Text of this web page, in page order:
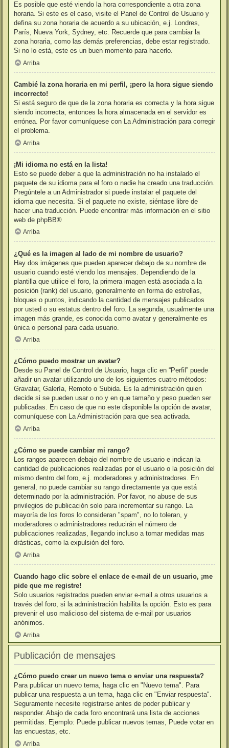
Es posible que esté viendo la hora correspondiente a otra zona
horaria. Si este es el caso, visite el Panel de Control de Usuario y
defina su zona horaria de acuerdo a su ubicación, e.j. Londres,
París, Nueva York, Sydney, etc. Recuerde que para cambiar la
zona horaria, como las demás preferencias, debe estar registrado.
Si no lo está, este es un buen momento para hacerlo.
Arriba
Cambié la zona horaria en mi perfil, ¡pero la hora sigue siendo
incorrecto!
Si está seguro de que de la zona horaria es correcta y la hora sigue
siendo incorrecta, entonces la hora almacenada en el servidor es
errónea. Por favor comuníquese con La Administración para corregir
el problema.
Arriba
¡Mi idioma no está en la lista!
Esto se puede deber a que la administración no ha instalado el
paquete de su idioma para el foro o nadie ha creado una traducción.
Pregúntele a un Administrador si puede instalar el paquete del
idioma que necesita. Si el paquete no existe, siéntase libre de
hacer una traducción. Puede encontrar más información en el sitio
web de phpBB®
Arriba
¿Qué es la imagen al lado de mi nombre de usuario?
Hay dos imágenes que pueden aparecer debajo de su nombre de
usuario cuando esté viendo los mensajes. Dependiendo de la
plantilla que utilice el foro, la primera imagen está asociada a la
posición (rank) del usuario, generalmente en forma de estrellas,
bloques o puntos, indicando la cantidad de mensajes publicados
por usted o su estatus dentro del foro. La segunda, usualmente una
imagen más grande, es conocida como avatar y generalmente es
única o personal para cada usuario.
Arriba
¿Cómo puedo mostrar un avatar?
Desde su Panel de Control de Usuario, haga clic en “Perfil” puede
añadir un avatar utilizando uno de los siguientes cuatro métodos:
Gravatar, Galería, Remoto o Subida. Es la administración quien
decide si se pueden usar o no y en que tamaño y peso pueden ser
publicadas. En caso de que no este disponible la opción de avatar,
comuníquese con La Administración para que sea activada.
Arriba
¿Cómo se puede cambiar mi rango?
Los rangos aparecen debajo del nombre de usuario e indican la
cantidad de publicaciones realizadas por el usuario o la posición del
mismo dentro del foro, e.j. moderadores y administradores. En
general, no puede cambiar su rango directamente ya que está
determinado por la administración. Por favor, no abuse de sus
privilegios de publicación solo para incrementar su rango. La
mayoría de los foros lo consideran "spam", no lo toleran, y
moderadores o administradores reducirán el número de
publicaciones realizadas, llegando incluso a tomar medidas mas
drásticas, como la expulsión del foro.
Arriba
Cuando hago clic sobre el enlace de e-mail de un usuario, ¡me
pide que me registre!
Solo usuarios registrados pueden enviar e-mail a otros usuarios a
través del foro, si la administración habilita la opción. Esto es para
prevenir el uso malicioso del sistema de e-mail por usuarios
anónimos.
Arriba
Publicación de mensajes
¿Cómo puedo crear un nuevo tema o enviar una respuesta?
Para publicar un nuevo tema, haga clic en "Nuevo tema". Para
publicar una respuesta a un tema, haga clic en "Enviar respuesta".
Seguramente necesite registrarse antes de poder publicar y
responder. Abajo de cada foro encontrará una lista de acciones
permitidas. Ejemplo: Puede publicar nuevos temas, Puede votar en
las encuestas, etc.
Arriba